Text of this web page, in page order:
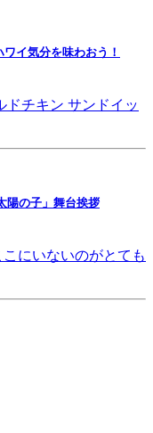
イ気分を味わおう！
ドチキン サンドイッ
陽の子」舞台挨拶
にいないのがとても